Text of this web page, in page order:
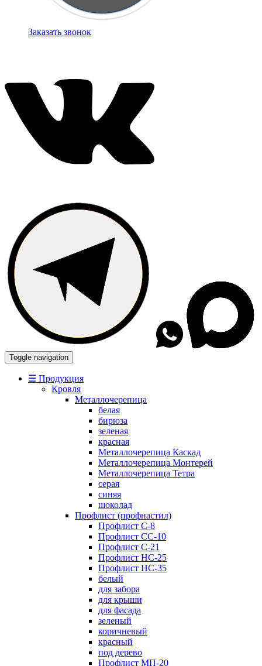
Заказать звонок
Toggle navigation
☰ Продукция
Кровля
Металлочерепица
белая
бирюза
зеленая
красная
Металлочерепица Каскад
Металлочерепица Монтерей
Металлочерепица Тетра
серая
синяя
шоколад
Профлист (профнастил)
Профлист С-8
Профлист СС-10
Профлист C-21
Профлист НС-25
Профлист НС-35
белый
для забора
для крыши
для фасада
зеленый
коричневый
красный
под дерево
Профлист МП-20